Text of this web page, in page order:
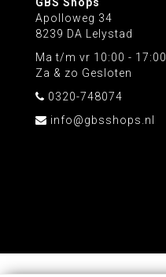
Apolloweg 34
8239 DA Lelystad
Ma t/m vr 10:00 - 17:00
Za & zo Gesloten
0320-748074
info@gbsshops.nl